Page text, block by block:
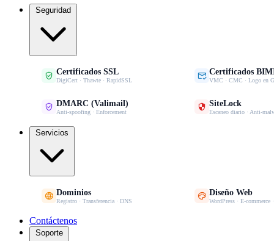
Seguridad
 Certificados SSL
DigiCert · Thawte · RapidSSL  Certificados
VMC · CMC · Logo en
 DMARC (Valimail)
Anti-spoofing · Enforcement  SiteLock
Escaneo diario · Anti-
Servicios
 Dominios
Registro · Transferencia · DNS  Diseño Web
WordPress · E-commerce
Contáctenos
Soporte